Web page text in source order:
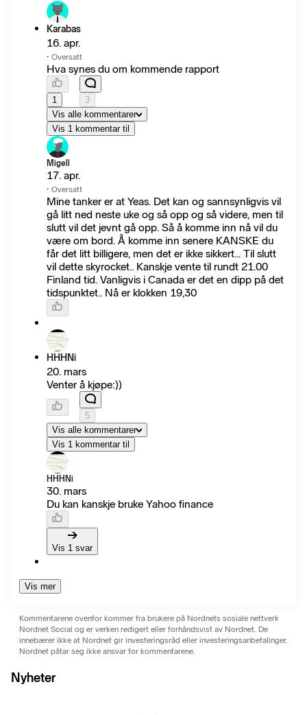
Karabas
16. apr.
· Oversatt
Hva synes du om kommende rapport
1
3
Vis alle kommentarer
Vis 1 kommentar til
Migell
17. apr.
· Oversatt
Mine tanker er at Yeas. Det kan og sannsynligvis vil
gå litt ned neste uke og så opp og så videre, men til
slutt vil det jevnt gå opp. Så å komme inn nå vil du
være om bord. Å komme inn senere KANSKE du
får det litt billigere, men det er ikke sikkert... Til slutt
vil dette skyrocket.. Kanskje vente til rundt 21.00
Finland tid. Vanligvis i Canada er det en dipp på det
tidspunktet.. Nå er klokken 19,30
HHHNi
20. mars
Venter å kjøpe:))
5
Vis alle kommentarer
Vis 1 kommentar til
HHHNi
30. mars
Du kan kanskje bruke Yahoo finance
Vis 1 svar
Vis mer
Kommentarene ovenfor kommer fra brukere på Nordnets sosiale nettverk
Nordnet Social og er verken redigert eller forhåndsvist av Nordnet. De
innebærer ikke at Nordnet gir investeringsråd eller investeringsanbefalinger.
Nordnet påtar seg ikke ansvar for kommentarene.
Nyheter